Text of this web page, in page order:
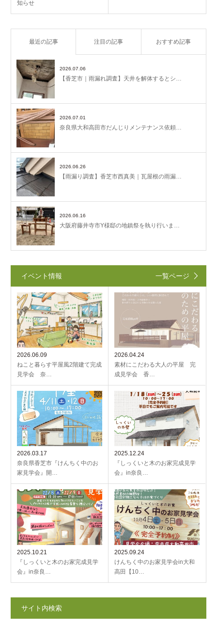
知らせ
最近の記事 注目の記事 おすすめ記事
2026.07.06
【香芝市｜雨漏れ調査】天井を解体するとシ…
2026.07.01
奈良県大和高田市だんじりメンテナンス依頼…
2026.06.26
【雨漏り調査】香芝市西真美｜瓦屋根の雨漏…
2026.06.16
大阪府藤井寺市Y様邸の地鎮祭を執り行いま…
イベント情報 一覧ページ
2026.06.09
ねこと暮らす平屋風2階建て完成
見学会 奈…
2026.04.24
素材にこだわる大人の平屋 完
成見学会 香…
2026.03.17
奈良県香芝市『けんちく中のお
家見学会』開…
2025.12.24
『しっくいと木のお家完成見学
会』in奈良…
2025.10.21
『しっくいと木のお家完成見学
会』in奈良…
2025.09.24
けんちく中のお家見学会in大和
高田【10…
サイト内検索